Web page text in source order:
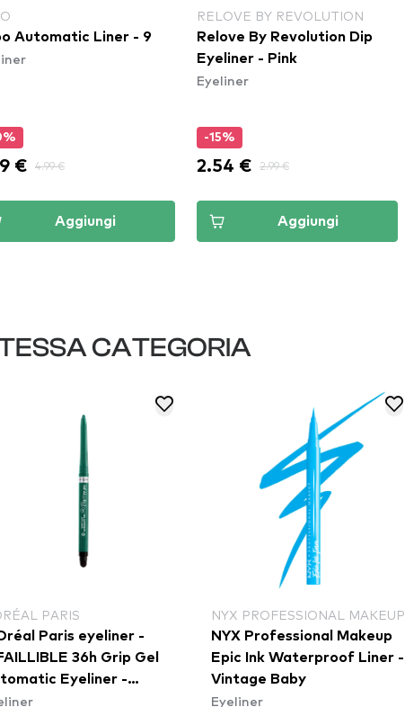
Automatic Liner - 9
€ 4.99 €
Aggiungi
RELOVE BY REVOLUTION
Relove By Revolution Dip
Eyeliner - Pink
Eyeliner
-15%
2.54 € 2.99 €
Aggiungi
CATEGORIA
PARIS
Paris eyeliner -
36h Grip Gel
Eyeliner -
Green
NYX PROFESSIONAL MAKEUP
NYX Professional Makeup
Epic Ink Waterproof Liner -
Vintage Baby
Eyeliner